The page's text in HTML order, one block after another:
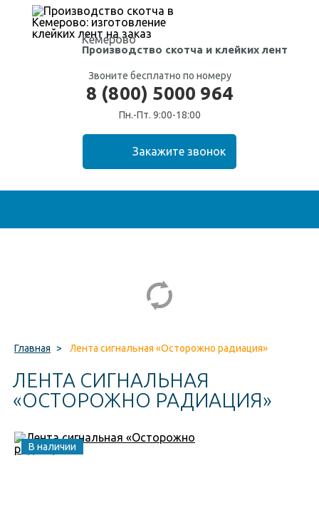
Кемерово
Производство скотча и клейких лент
Звоните бесплатно по номеру
8 (800) 5000 964
Пн.-Пт. 9:00-18:00
Главная > Лента сигнальная «Осторожно радиация»
ЛЕНТА СИГНАЛЬНАЯ
«ОСТОРОЖНО РАДИАЦИЯ»
В наличии